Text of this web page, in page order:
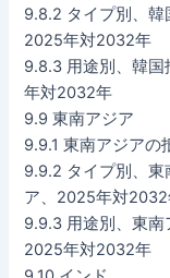
9.8.2 タイプ別、韓
2025年対2032年
9.8.3 用途別、韓
年対2032年
9.9 東南アジア
9.9.1 東南アジア
9.9.2 タイプ別、東
ア、2025年対
9.9.3 用途別、東南
2025年対2032年